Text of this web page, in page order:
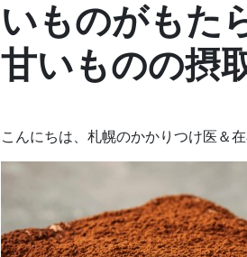
いものがもた
甘いものの摂
こんにちは、札幌のかかりつけ医＆在